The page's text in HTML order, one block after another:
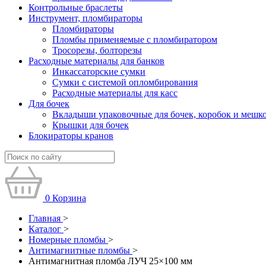
Контрольные браслеты
Инструмент, пломбираторы
Пломбираторы
Пломбы применяемые с пломбиратором
Тросорезы, болторезы
Расходные материалы для банков
Инкассаторские сумки
Сумки с системой опломбирования
Расходные материалы для касс
Для бочек
Вкладыши упаковочные для бочек, коробок и
Крышки для бочек
Блокираторы кранов
0 Корзина
Главная >
Каталог >
Номерные пломбы >
Антимагнитные пломбы >
Антимагнитная пломба ЛУЧ 25×100 мм